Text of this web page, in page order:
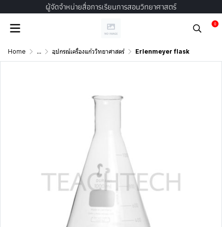
ผู้จัดจำหน่ายสื่อการเรียนการสอนวิทยาศาสตร์
0
Home ... อุปกรณ์เครื่องแก้ววิทยาศาสตร์ Erlenmeyer flask